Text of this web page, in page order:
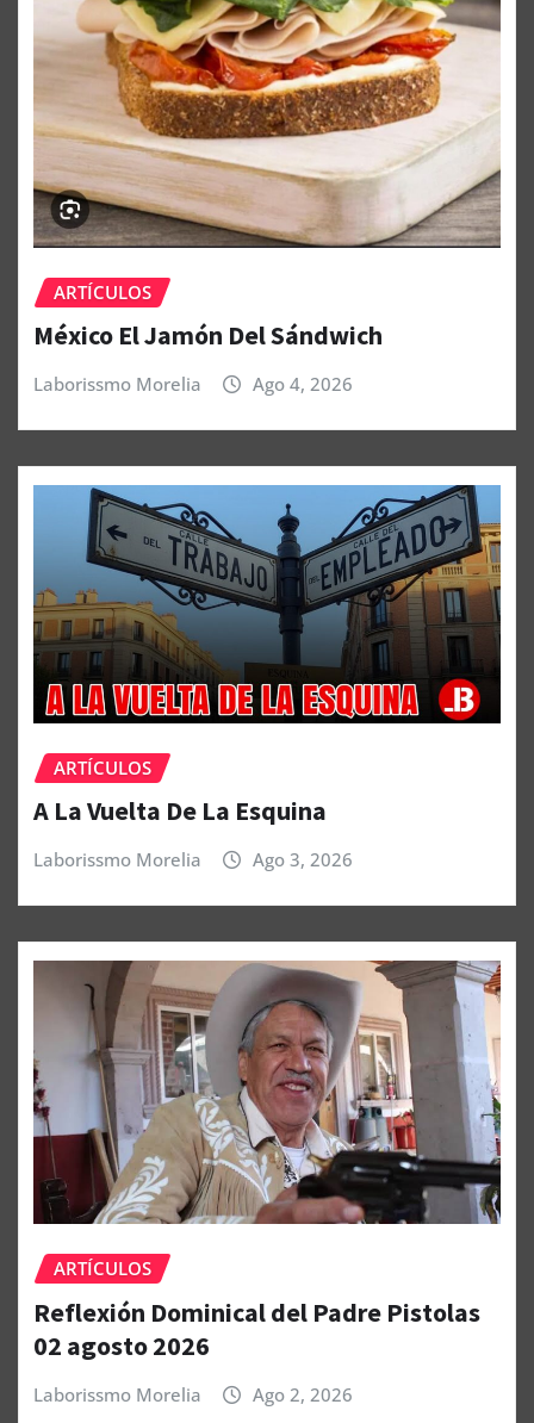
ARTÍCULOS
México El Jamón Del Sándwich
Laborissmo Morelia Ago 4, 2026
ARTÍCULOS
A La Vuelta De La Esquina
Laborissmo Morelia Ago 3, 2026
ARTÍCULOS
Reflexión Dominical del Padre Pistolas
02 agosto 2026
Laborissmo Morelia Ago 2, 2026